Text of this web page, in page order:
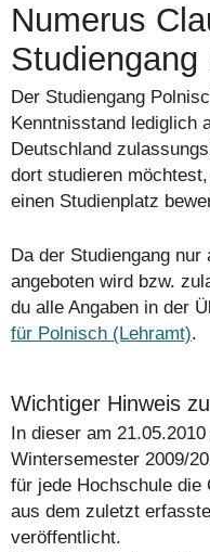
Numerus
Studiengang
Der Studiengang
Kenntnisstand lediglich
Deutschland
dort studieren
einen Studienplatz
Da der Studiengang
angeboten wird bzw.
du alle Angaben in der
für Polnisch (Lehramt).
Wichtiger Hinweis
In dieser am
Wintersemester 2009/
für jede Hochschule die
aus dem zuletzt
veröffentlicht.